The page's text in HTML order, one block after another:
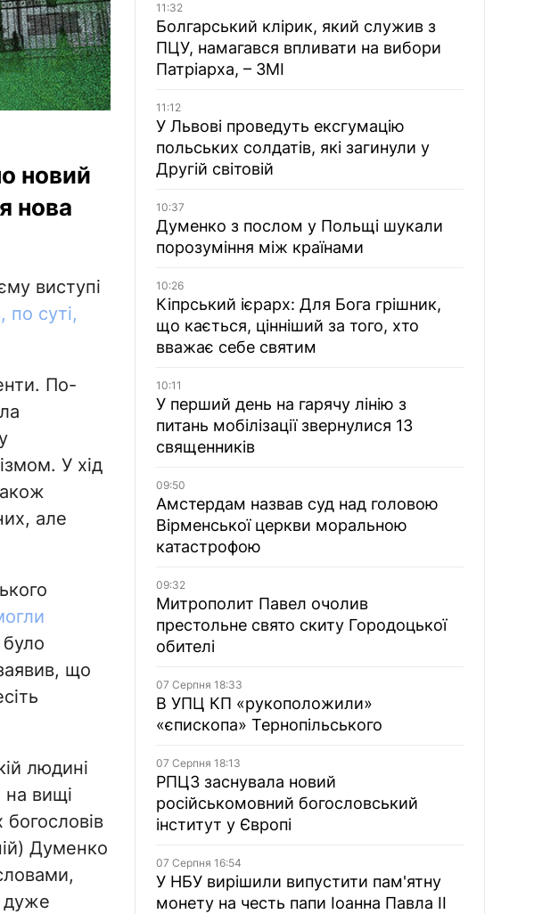
новий
нова
виступі
по суті,
По-
У хід
але
що
людині
на вищі
Думенко
дуже
11:32
Болгарський клірик, який служив з
ПЦУ, намагався впливати на вибори
Патріарха, – ЗМІ
11:12
У Львові проведуть ексгумацію
польських солдатів, які загинули у
Другій світовій
10:37
Думенко з послом у Польщі шукали
порозуміння між країнами
10:26
Кіпрський ієрарх: Для Бога грішник,
що кається, цінніший за того, хто
вважає себе святим
10:11
У перший день на гарячу лінію з
питань мобілізації звернулися 13
священників
09:50
Амстердам назвав суд над головою
Вірменської церкви моральною
катастрофою
09:32
Митрополит Павел очолив
престольне свято скиту Городоцької
обителі
07 Серпня 18:33
В УПЦ КП «рукоположили»
«єпископа» Тернопільського
07 Серпня 18:13
РПЦЗ заснувала новий
російськомовний богословський
інститут у Європі
07 Серпня 16:54
У НБУ вирішили випустити пам'ятну
монету на честь папи Іоанна Павла II